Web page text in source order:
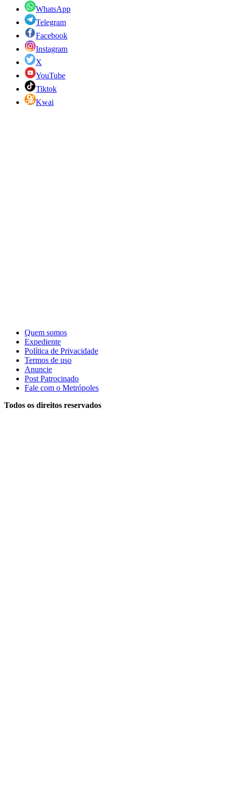
WhatsApp
Telegram
Facebook
Instagram
X
YouTube
Tiktok
Kwai
Quem somos
Expediente
Política de Privacidade
Termos de uso
Anuncie
Post Patrocinado
Fale com o Metrópoles
Todos os direitos reservados